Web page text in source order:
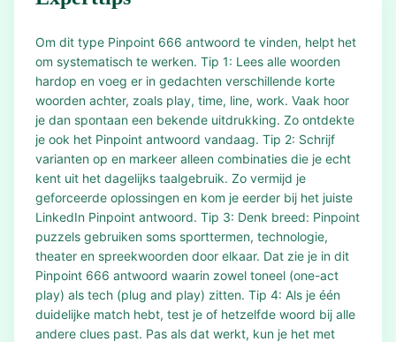
Om dit type Pinpoint 666 antwoord te vinden, helpt het
om systematisch te werken. Tip 1: Lees alle woorden
hardop en voeg er in gedachten verschillende korte
woorden achter, zoals play, time, line, work. Vaak hoor
je dan spontaan een bekende uitdrukking. Zo ontdekte
je ook het Pinpoint antwoord vandaag. Tip 2: Schrijf
varianten op en markeer alleen combinaties die je echt
kent uit het dagelijks taalgebruik. Zo vermijd je
geforceerde oplossingen en kom je eerder bij het juiste
LinkedIn Pinpoint antwoord. Tip 3: Denk breed: Pinpoint
puzzels gebruiken soms sporttermen, technologie,
theater en spreekwoorden door elkaar. Dat zie je in dit
Pinpoint 666 antwoord waarin zowel toneel (one-act
play) als tech (plug and play) zitten. Tip 4: Als je één
duidelijke match hebt, test je of hetzelfde woord bij alle
andere clues past. Pas als dat werkt, kun je het met